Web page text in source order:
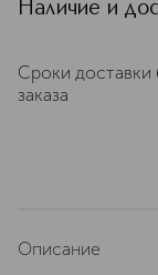
Наличие и
Сроки доставки
заказа
Описание